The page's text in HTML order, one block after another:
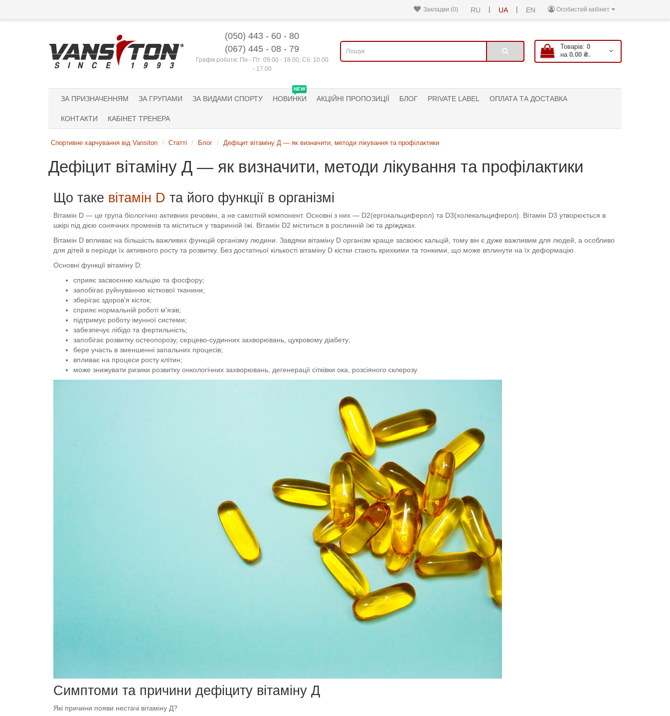
Особистий кабінет
RU | UA | EN
Закладки (0)
(050) 443 - 60 - 80
(067) 445 - 08 - 79
Графік роботи: Пн - Пт: 09.00 - 18.00, Сб: 10.00
- 17.00
Товарів: 0
на 0.00 ₴.
ЗА ПРИЗНАЧЕННЯМ ЗА ГРУПАМИ ЗА ВИДАМИ СПОРТУ
NEW
НОВИНКИ АКЦІЙНІ ПРОПОЗИЦІЇ БЛОГ PRIVATE LABEL ОПЛАТА ТА ДОСТАВКА
КОНТАКТИ КАБІНЕТ ТРЕНЕРА
Спортивне харчування від Vansiton Статті Блог Дефіцит вітаміну Д — як визначити, методи лікування та профілактики
Дефіцит вітаміну Д — як визначити, методи лікування та профілактики
Що таке вітамін D та його функції в організмі
Вітамін D — це група біологічно активних речовин, а не самотній компонент. Основні з них — D2(ергокальциферол) та D3(холекальциферол). Вітамін D3 утворюється в
шкірі під дією сонячних променів та міститься у тваринній їжі. Вітамін D2 міститься в рослинній їжі та дріжджах.
Вітамін D впливає на більшість важливих функцій організму людини. Завдяки вітаміну D організм краще засвоює кальцій, тому він є дуже важливим для людей, а особливо
для дітей в періоди їх активного росту та розвитку. Без достатньої кількості вітаміну D кістки стають крихкими та тонкими, що може вплинути на їх деформацію.
Основні функції вітаміну D:
сприяє засвоєнню кальцію та фосфору;
запобігає руйнуванню кісткової тканини;
зберігає здоров'я кісток;
сприяє нормальній роботі м'язів;
підтримує роботу імунної системи;
забезпечує лібідо та фертильність;
запобігає розвитку остеопорозу, серцево-судинних захворювань, цукровому діабету;
бере участь в зменшенні запальних процесів;
впливає на процеси росту клітин;
може знижувати ризики розвитку онкологічних захворювань, дегенерації сітківки ока, розсіяного склерозу.
Симптоми та причини дефіциту вітаміну Д
Які причини появи нестачі вітаміну Д?